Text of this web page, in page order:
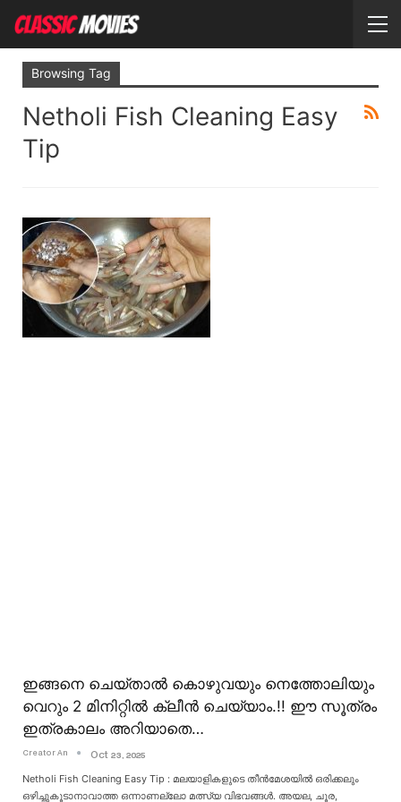
Browsing Tag
Netholi Fish Cleaning Easy
Tip
ഇങ്ങനെ ചെയ്താൽ കൊഴുവയും നെത്തോലിയും
വെറും 2 മിനിറ്റിൽ ക്ലീൻ ചെയ്യാം.!! ഈ സൂത്രം
ഇത്രകാലം അറിയാതെ…
Creator An Oct 23, 2025
Netholi Fish Cleaning Easy Tip : മലയാളികളുടെ തീൻമേശയിൽ ഒരിക്കലും
ഒഴിച്ചുകൂടാനാവാത്ത ഒന്നാണല്ലോ മത്സ്യ വിഭവങ്ങൾ. അയല, ചൂര,